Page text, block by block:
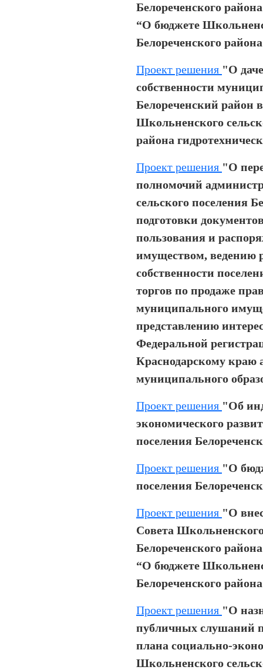
Белореченского
“О бюджете
Белореченского
Проект решения "О
собственности
Белореченский район
Школьненского
района
Проект решения "О
полномочий
сельского поселения
подготовки
пользования и
имуществом, ведению
собственности
торгов по продаже
муниципального
представлению
Федеральной
Краснодарскому краю
муниципального
Проект решения "Об
экономического
поселения
Проект решения "О
поселения
Проект решения "О
Совета
Белореченского
“О бюджете
Белореченского
Проект решения "О
публичных слушаний
плана социально-
Школьненского